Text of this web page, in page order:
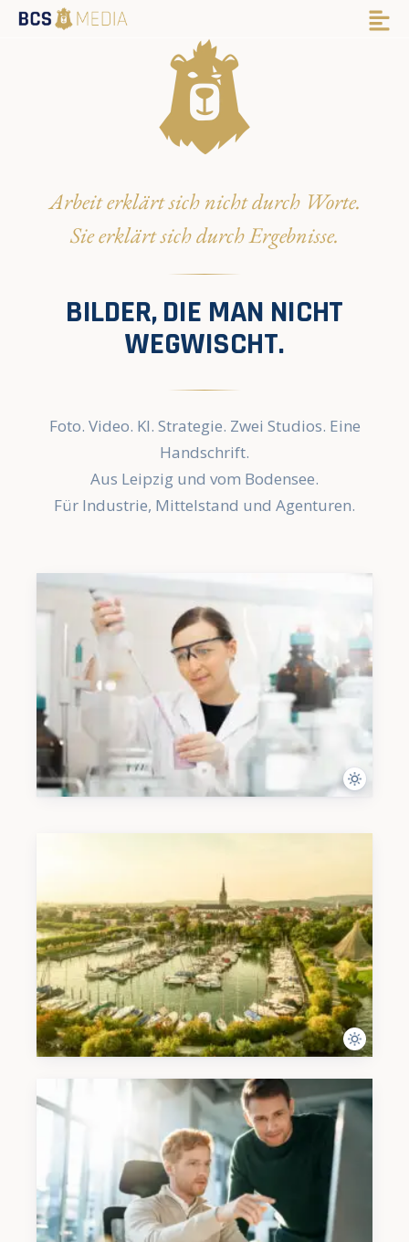
Arbeit erklärt sich nicht durch Worte.
Sie erklärt sich durch Ergebnisse.
BILDER, DIE MAN NICHT
WEGWISCHT.
Foto. Video. KI. Strategie. Zwei Studios. Eine
Handschrift.
Aus Leipzig und vom Bodensee.
Für Industrie, Mittelstand und Agenturen.